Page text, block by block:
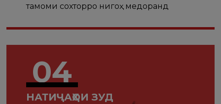
тамоми сохторро нигоҳ медоранд
04
НАТИҶАҲОИ ЗУД